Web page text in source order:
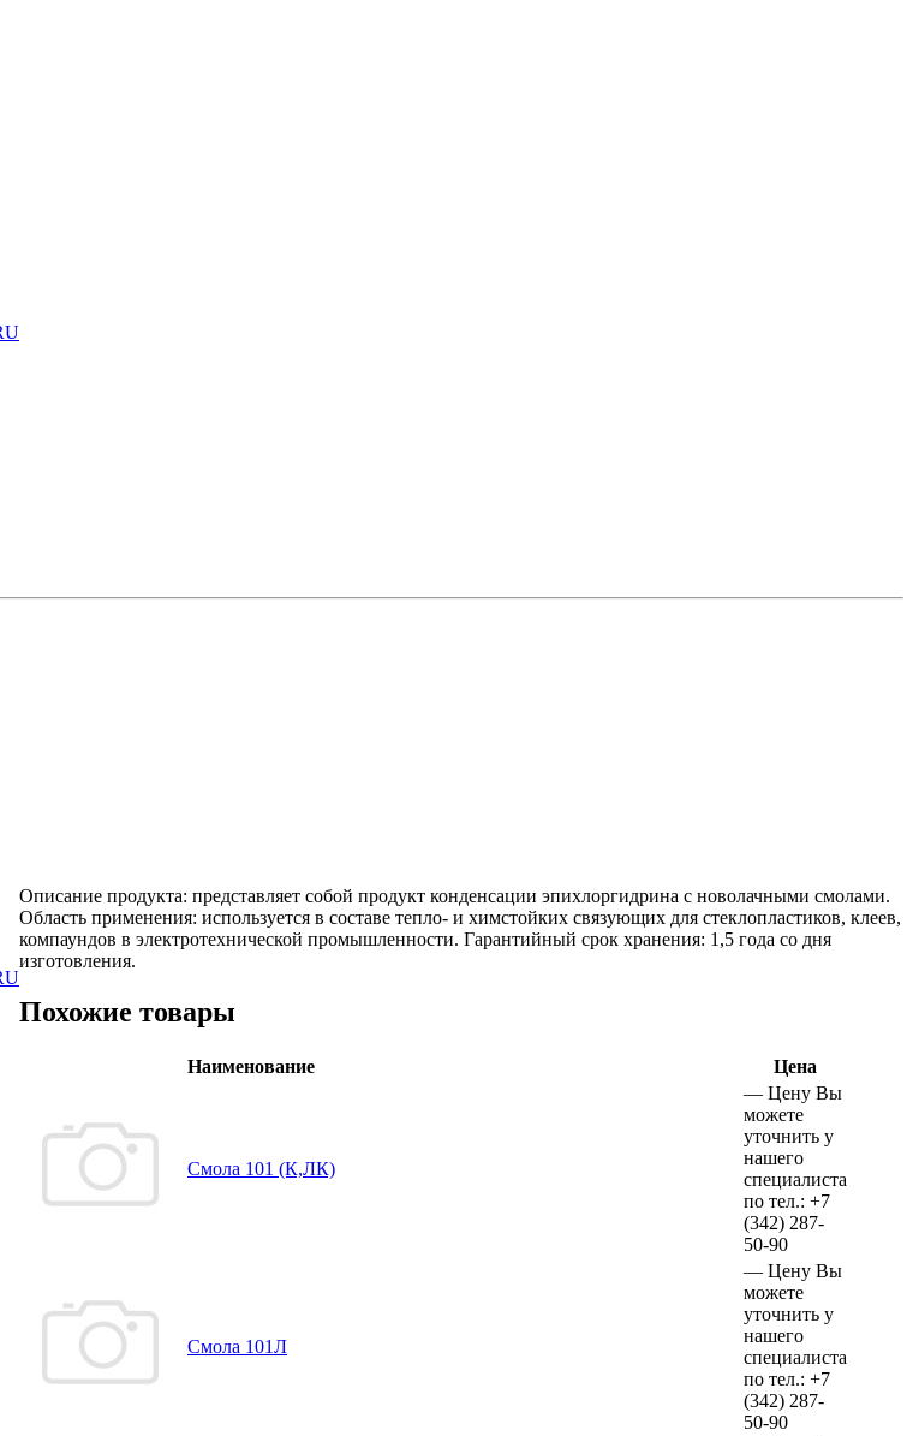
Описание продукта: представляет собой продукт конденсации эпихлоргидрина с новолачными смолами.
Область применения: используется в составе тепло- и химстойких связующих для стеклопластиков, клеев,
компаундов в электротехнической промышленности. Гарантийный срок хранения: 1,5 года со дня
изготовления.
Похожие товары
Наименование Цена
Смола 101 (К,ЛК)
— Цену Вы
можете
уточнить у
нашего
специалиста
по тел.: +7
(342) 287-
50-90
Смола 101Л
— Цену Вы
можете
уточнить у
нашего
специалиста
по тел.: +7
(342) 287-
50-90